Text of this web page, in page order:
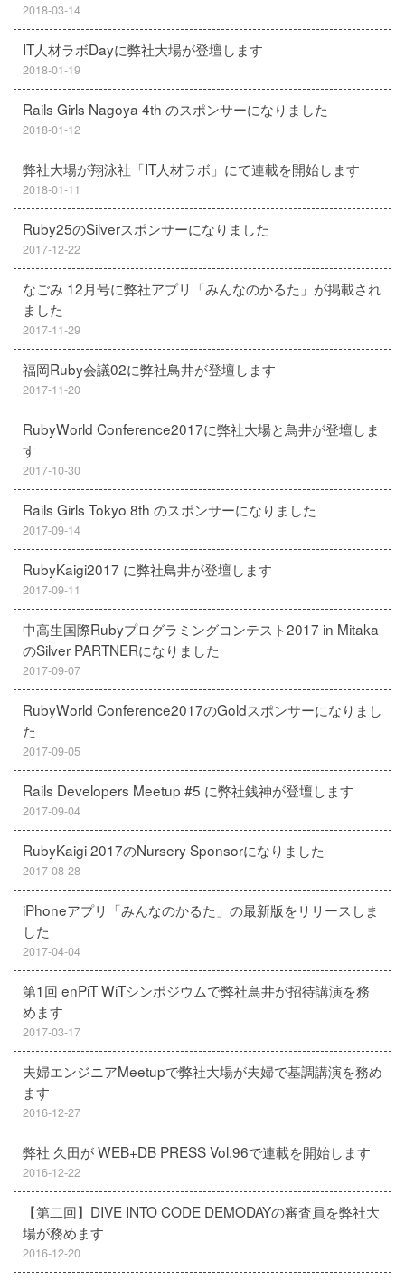
2018-03-14
IT人材ラボDayに弊社大場が登壇します
2018-01-19
Rails Girls Nagoya 4th のスポンサーになりました
2018-01-12
弊社大場が翔泳社「IT人材ラボ」にて連載を開始します
2018-01-11
Ruby25のSilverスポンサーになりました
2017-12-22
なごみ 12月号に弊社アプリ「みんなのかるた」が掲載され
ました
2017-11-29
福岡Ruby会議02に弊社鳥井が登壇します
2017-11-20
RubyWorld Conference2017に弊社大場と鳥井が登壇しま
す
2017-10-30
Rails Girls Tokyo 8th のスポンサーになりました
2017-09-14
RubyKaigi2017 に弊社鳥井が登壇します
2017-09-11
中高生国際Rubyプログラミングコンテスト2017 in Mitaka
のSilver PARTNERになりました
2017-09-07
RubyWorld Conference2017のGoldスポンサーになりまし
た
2017-09-05
Rails Developers Meetup #5 に弊社銭神が登壇します
2017-09-04
RubyKaigi 2017のNursery Sponsorになりました
2017-08-28
iPhoneアプリ「みんなのかるた」の最新版をリリースしま
した
2017-04-04
第1回 enPiT WiTシンポジウムで弊社鳥井が招待講演を務
めます
2017-03-17
夫婦エンジニアMeetupで弊社大場が夫婦で基調講演を務め
ます
2016-12-27
弊社 久田が WEB+DB PRESS Vol.96で連載を開始します
2016-12-22
【第二回】DIVE INTO CODE DEMODAYの審査員を弊社大
場が務めます
2016-12-20